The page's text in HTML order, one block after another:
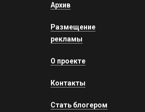
Архив
Размещение
рекламы
О проекте
Контакты
Стать блогером